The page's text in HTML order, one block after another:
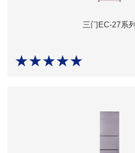
三门EC-27系列
★★★★★